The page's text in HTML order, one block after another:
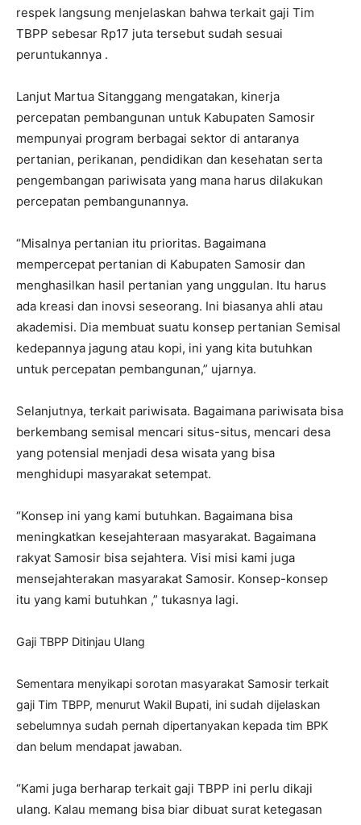
respek langsung menjelaskan bahwa terkait gaji Tim
TBPP sebesar Rp17 juta tersebut sudah sesuai
peruntukannya .
Lanjut Martua Sitanggang mengatakan, kinerja
percepatan pembangunan untuk Kabupaten Samosir
mempunyai program berbagai sektor di antaranya
pertanian, perikanan, pendidikan dan kesehatan serta
pengembangan pariwisata yang mana harus dilakukan
percepatan pembangunannya.
“Misalnya pertanian itu prioritas. Bagaimana
mempercepat pertanian di Kabupaten Samosir dan
menghasilkan hasil pertanian yang unggulan. Itu harus
ada kreasi dan inovsi seseorang. Ini biasanya ahli atau
akademisi. Dia membuat suatu konsep pertanian Semisal
kedepannya jagung atau kopi, ini yang kita butuhkan
untuk percepatan pembangunan,” ujarnya.
Selanjutnya, terkait pariwisata. Bagaimana pariwisata bisa
berkembang semisal mencari situs-situs, mencari desa
yang potensial menjadi desa wisata yang bisa
menghidupi masyarakat setempat.
“Konsep ini yang kami butuhkan. Bagaimana bisa
meningkatkan kesejahteraan masyarakat. Bagaimana
rakyat Samosir bisa sejahtera. Visi misi kami juga
mensejahterakan masyarakat Samosir. Konsep-konsep
itu yang kami butuhkan ,” tukasnya lagi.
Gaji TBPP Ditinjau Ulang
Sementara menyikapi sorotan masyarakat Samosir terkait
gaji Tim TBPP, menurut Wakil Bupati, ini sudah dijelaskan
sebelumnya sudah pernah dipertanyakan kepada tim BPK
dan belum mendapat jawaban.
“Kami juga berharap terkait gaji TBPP ini perlu dikaji
ulang. Kalau memang bisa biar dibuat surat ketegasan